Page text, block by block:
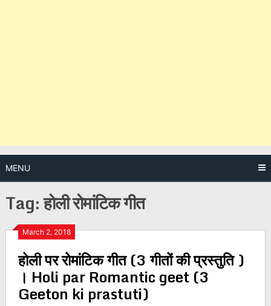
MENU
Tag:होली रोमांटिक गीत
March 2, 2018
होली पर रोमांटिक गीत (3 गीतों की प्रस्तुति )
। Holi par Romantic geet (3
Geeton ki prastuti)
Posts
navigation